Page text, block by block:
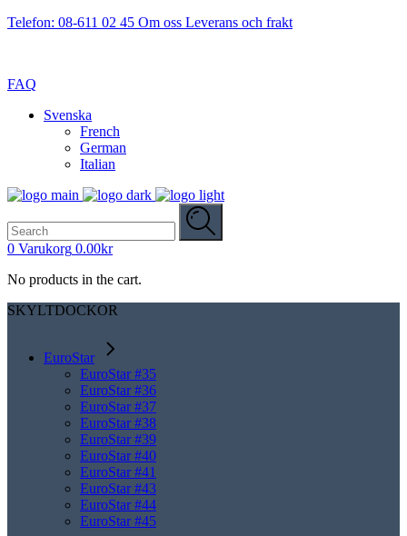
Telefon: 08-611 02 45 Om oss Leverans och frakt
FAQ
Svenska
French
German
Italian
for:
0 Varukorg 0.00kr
No products in the cart.
SKYLTDOCKOR
EuroStar
EuroStar #35
EuroStar #36
EuroStar #37
EuroStar #38
EuroStar #39
EuroStar #40
EuroStar #41
EuroStar #43
EuroStar #44
EuroStar #45